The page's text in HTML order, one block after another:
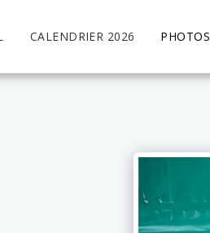
CALENDRIER 2026 PHOTOS